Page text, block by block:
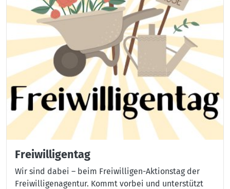
Freiwilligentag
Wir sind dabei – beim Freiwilligen-Aktionstag der
Freiwilligenagentur. Kommt vorbei und unterstützt